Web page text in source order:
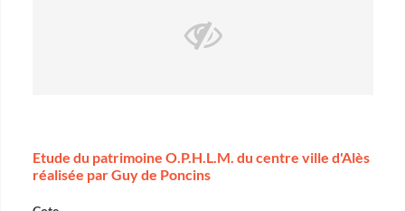
Etude du patrimoine O.P.H.L.M. du centre ville d'Alès
réalisée par Guy de Poncins